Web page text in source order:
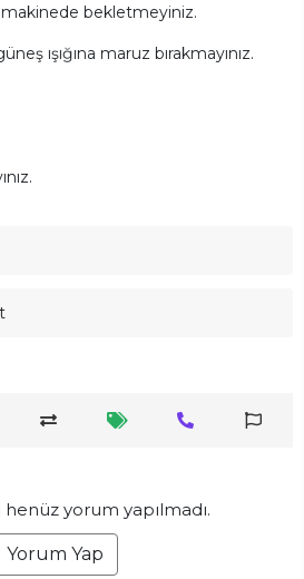
makinede bekletmeyiniz.
ışığına maruz bırakmayınız.
yorum yapılmadı.
Yorum Yap